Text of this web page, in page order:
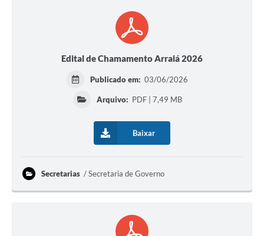
Edital de Chamamento Arraiá 2026
Publicado em: 03/06/2026
Arquivo: PDF | 7,49 MB
Baixar
Secretarias Secretaria de Governo